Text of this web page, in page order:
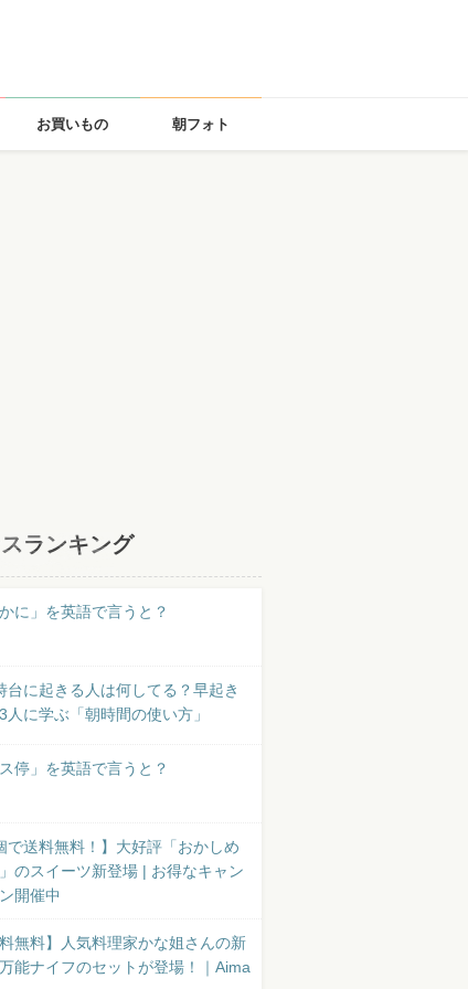
お買いもの 朝フォト
ランキング
かに」を英語で言うと？
台に起きる人は何してる？早起き
人に学ぶ「朝時間の使い方」
ス停」を英語で言うと？
で送料無料！】大好評「おかしめ
のスイーツ新登場 | お得なキャン
開催中
料無料】人気料理家かな姐さんの新
能ナイフのセットが登場！｜Aima